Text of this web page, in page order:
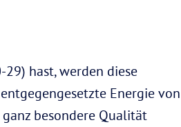
hast, werden diese
Energie von
besondere Qualität